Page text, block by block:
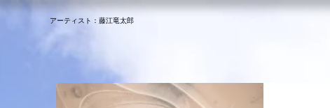
アーティスト：​藤江竜太郎